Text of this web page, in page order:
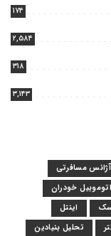
۱۷۴
۲,۵۸۴
۳۱۸
۳,۱۴۳
آژانس مسافرتی
اتوموبیل خودران
اینتل
تحلیل بنیادین